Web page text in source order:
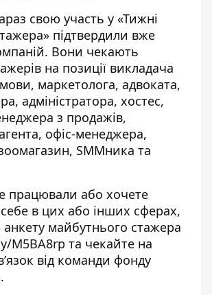
свою участь у «Тижні
підтвердили вже
Вони чекають
на позиції викладача
мови, маркетолога, адвоката,
адміністратора, хостес,
з продажів,
офіс-менеджера,
SMMника та
працювали або хочете
в цих або інших сферах,
майбутнього стажера
M5BA8rp та чекайте на
від команди фонду